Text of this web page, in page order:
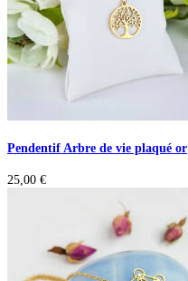
Pendentif Arbre de vie plaqué or
25,00 €